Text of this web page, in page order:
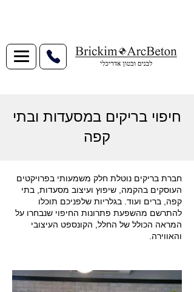
חיפוי בריקים במסעדות ובתי
קפה
חברת בריקים נוטלת חלק משמעותי בפרויקטים
העוסקים בהקמה, שיפוץ ועיצוב מסעדות, בתי
קפה, ברים ועוד. בגלריות שלפניכם תוכלו
להתרשם מהשפעת פתרונות החיפוי שנבחרו על
המראה הכולל של החלל, הקונספט העיצובי
והאווירה.